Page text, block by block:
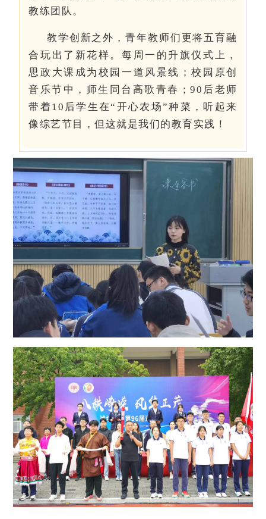
教练团队。
教学创新之外，青年教师们更将五育融
合玩出了新花样。每周一的升旗仪式上，
思政大课成为校园一道风景线；校园原创
音乐节中，师生同台高歌青春；90后老师
带着10后学生在“开心农场”种菜，听起来
像综艺节目，但这就是我们的教育实践！